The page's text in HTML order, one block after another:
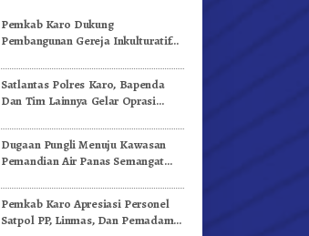
Pemkab Karo Dukung
Pembangunan Gereja Inkulturatif
Satlantas Polres Karo, Bapenda
Dan Tim Lainnya Gelar Oprasi
Dugaan Pungli Menuju Kawasan
Pemandian Air Panas Semangat
Videokan!
Pemkab Karo Apresiasi Personel
Satpol PP, Linmas, Dan Pemadam